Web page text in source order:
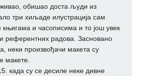
обишао доста људи из
три хиљаде илустрација сам
књигама и часописима и то још увек
референтних радова. Засновано
неки произвођачи макета су
макете.
када су се десиле неке дивне